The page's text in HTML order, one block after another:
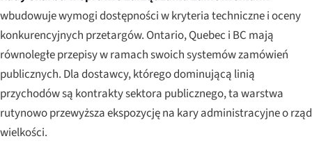
wbudowuje wymogi dostępności w kryteria techniczne i oceny
konkurencyjnych przetargów. Ontario, Quebec i BC mają
równoległe przepisy w ramach swoich systemów zamówień
publicznych. Dla dostawcy, którego dominującą linią
przychodów są kontrakty sektora publicznego, ta warstwa
rutynowo przewyższa ekspozycję na kary administracyjne o rząd
wielkości.